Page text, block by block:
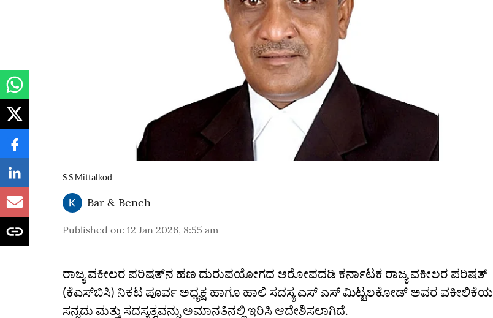
S S Mittalkod
Bar & Bench
Published on: 12 Jan 2026, 8:55 am
ರಾಜ್ಯ ವಕೀಲರ ಪರಿಷತ್‌ನ ಹಣ ದುರುಪಯೋಗದ ಆರೋಪದಡಿ ಕರ್ನಾಟಕ ರಾಜ್ಯ ವಕೀಲರ ಪರಿಷತ್‌
(ಕೆಎಸ್‌ಬಿಸಿ) ನಿಕಟ ಪೂರ್ವ ಅಧ್ಯಕ್ಷ ಹಾಗೂ ಹಾಲಿ ಸದಸ್ಯ ಎಸ್ ಎಸ್‌ ಮಿಟ್ಟಲಕೋಡ್ ಅವರ ವಕೀಲಿಕೆಯ
ಸನ್ನದು ಮತ್ತು ಸದಸ್ಯತ್ವವನ್ನು ಅಮಾನತಿನಲ್ಲಿ ಇರಿಸಿ ಆದೇಶಿಸಲಾಗಿದೆ.